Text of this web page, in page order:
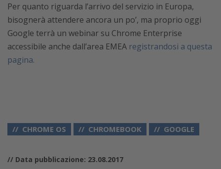
Per quanto riguarda l’arrivo del servizio in Europa,
bisognerà attendere ancora un po’, ma proprio oggi
Google terrà un webinar su Chrome Enterprise
accessibile anche dall’area EMEA registrandosi a questa
pagina.
CHROME OS CHROMEBOOK GOOGLE
// Data pubblicazione: 23.08.2017